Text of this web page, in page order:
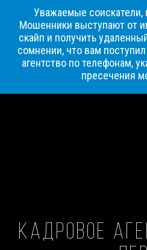
Уважаемые
Мошенники выступают от
скайп и получить
сомнении, что вам
агентство по телефонам,
пресечения
КАДРОВОЕ